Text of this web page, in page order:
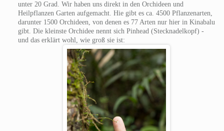
unter 20 Grad. Wir haben uns direkt in den Orchideen und
Heilpflanzen Garten aufgemacht. Hie gibt es ca. 4500 Pflanzenarten,
darunter 1500 Orchideen, von denen es 77 Arten nur hier in Kinabalu
gibt. Die kleinste Orchidee nennt sich Pinhead (Stecknadelkopf) -
und das erklärt wohl, wie groß sie ist: